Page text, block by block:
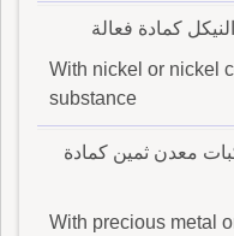
كمادة فعالة
With nickel or nickel
substance
معدن ثمين كمادة
With precious metal